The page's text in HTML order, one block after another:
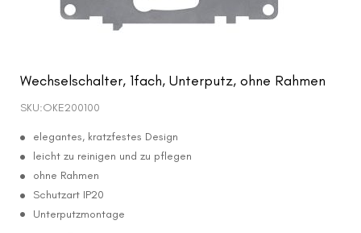
Wechselschalter, 1fach, Unterputz, ohne Rahmen
SKU:OKE200100
elegantes, kratzfestes Design
leicht zu reinigen und zu pflegen
ohne Rahmen
Schutzart IP20
Unterputzmontage